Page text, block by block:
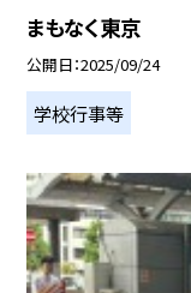
まもなく東京
公開日 2025/09/24
学校行事等